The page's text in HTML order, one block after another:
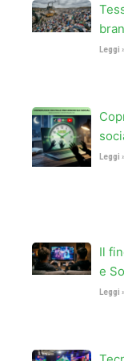
Leggi
Leggi
Il
e
Leggi